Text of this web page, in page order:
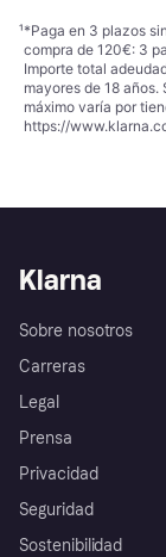
¹*Paga en 3 plazos
compra de 120€: 3
Importe total
mayores de 18
máximo varía por
https://
Klarna
Sobre nosotros
Carreras
Legal
Prensa
Privacidad
Seguridad
Sostenibilidad